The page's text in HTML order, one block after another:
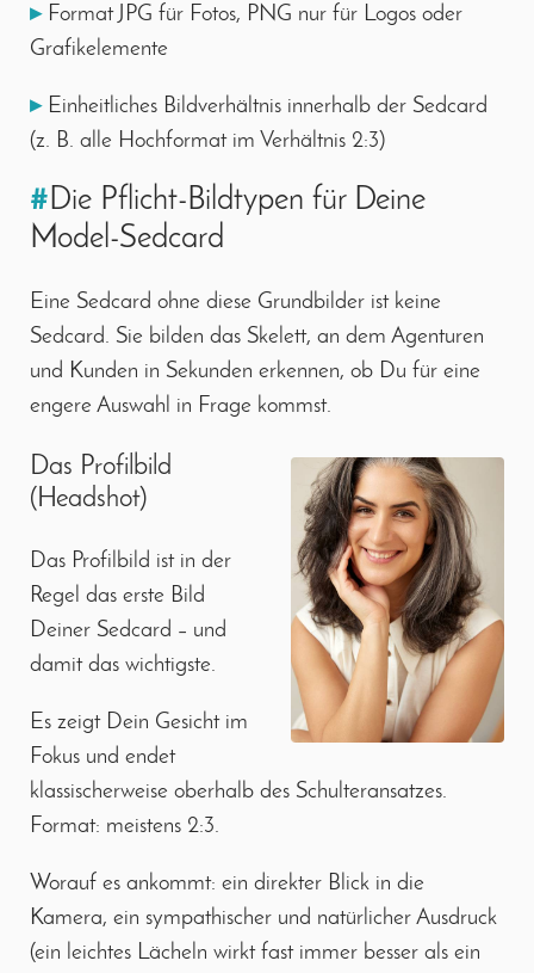
▸Format JPG für Fotos, PNG nur für Logos oder
Grafikelemente
▸Einheitliches Bildverhältnis innerhalb der Sedcard
(z. B. alle Hochformat im Verhältnis 2:3)
#Die Pflicht-Bildtypen für Deine
Model-Sedcard
Eine Sedcard ohne diese Grundbilder ist keine
Sedcard. Sie bilden das Skelett, an dem Agenturen
und Kunden in Sekunden erkennen, ob Du für eine
engere Auswahl in Frage kommst.
Das Profilbild
(Headshot)
Das Profilbild ist in der
Regel das erste Bild
Deiner Sedcard – und
damit das wichtigste.
Es zeigt Dein Gesicht im
Fokus und endet
klassischerweise oberhalb des Schulteransatzes.
Format: meistens 2:3.
Worauf es ankommt: ein direkter Blick in die
Kamera, ein sympathischer und natürlicher Ausdruck
(ein leichtes Lächeln wirkt fast immer besser als ein